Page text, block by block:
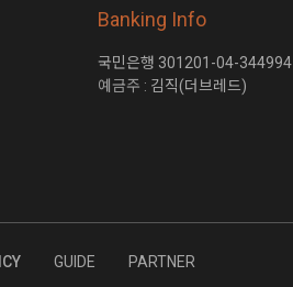
Banking Info
국민은행 301201-04-344994
예금주 : 김직(더브레드)
GUIDE PARTNER